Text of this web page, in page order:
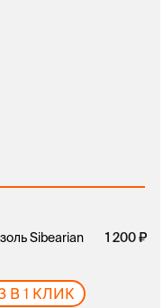
Sibearian
1 200
В 1 КЛИК